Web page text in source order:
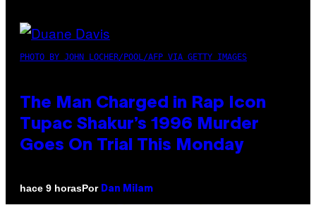
PHOTO BY JOHN LOCHER/POOL/AFP VIA GETTY IMAGES
The Man Charged in Rap Icon
Tupac Shakur’s 1996 Murder
Goes On Trial This Monday
hace 9 horasPor Dan Milam